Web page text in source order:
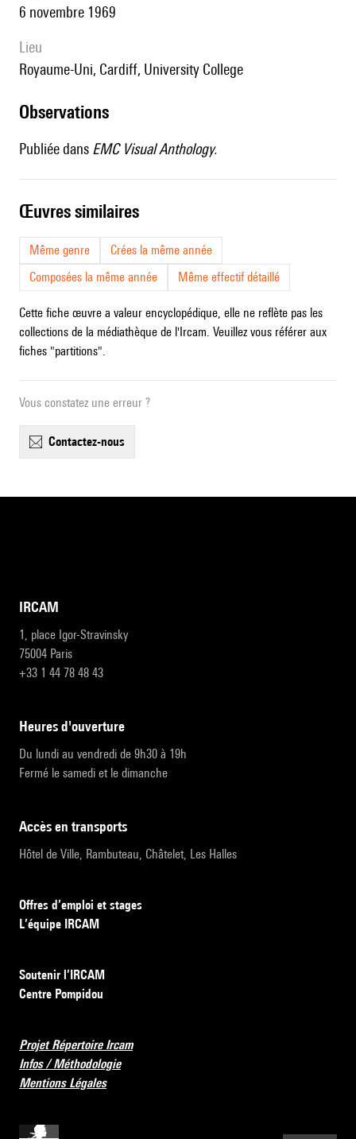
6 novembre 1969
lieu
Royaume-Uni, Cardiff, University College
observations
Publiée dans EMC Visual Anthology.
œuvres similaires
Même genre
Crées la même année
Composées la même année
Même effectif détaillé
Cette fiche œuvre a valeur encyclopédique, elle ne reflète pas les
collections de la médiathèque de l'Ircam. Veuillez vous référer aux
fiches "partitions".
Vous constatez une erreur ?
contactez-nous
IRCAM
1, place Igor-Stravinsky
75004 Paris
+33 1 44 78 48 43
heures d'ouverture
Du lundi au vendredi de 9h30 à 19h
Fermé le samedi et le dimanche
accès en transports
Hôtel de Ville, Rambuteau, Châtelet, Les Halles
Offres d’emploi et stages
L’équipe IRCAM
Soutenir l’IRCAM
Centre Pompidou
Projet Répertoire Ircam
Infos / Méthodologie
Mentions Légales